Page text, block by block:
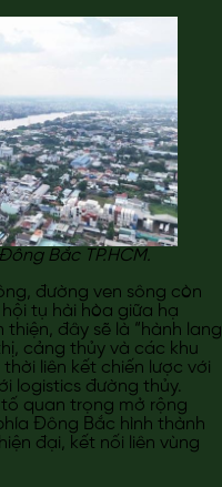
Bắc TP.HCM.
đường ven sông còn
tụ hài hòa giữa hạ
đây sẽ là “hành lang
cảng thủy và các khu
liên kết chiến lược với
logistics đường thủy.
tố quan trọng mở rộng
Đông Bắc hình thành
đại, kết nối liên vùng